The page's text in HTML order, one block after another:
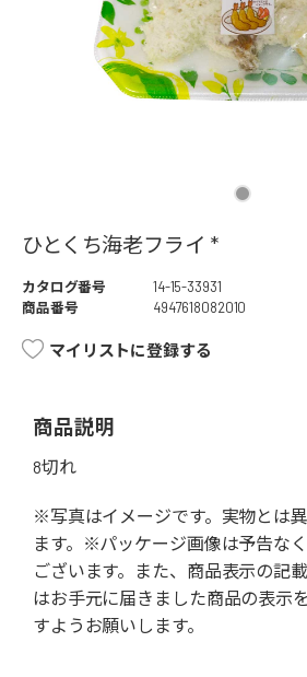
ひとくち海老フライ *
カタログ番号
14-15-33931
商品番号
4947618082010
マイリストに登録する
商品説明
8切れ
※写真はイメージです。実物とは
ます。※パッケージ画像は予告な
ございます。また、商品表示の記
はお手元に届きました商品の表示
すようお願いします。